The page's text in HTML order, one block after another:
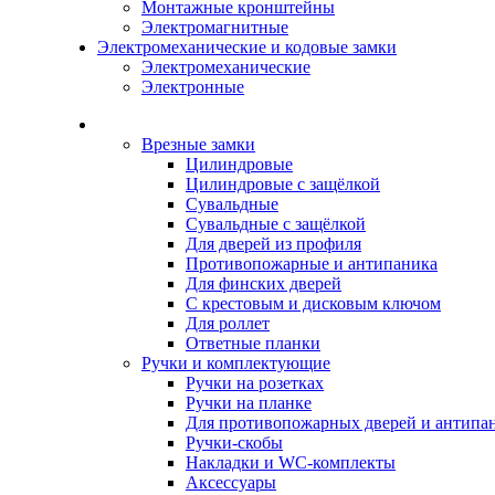
Монтажные кронштейны
Электромагнитные
Электромеханические и кодовые замки
Электромеханические
Электронные
Врезные замки
Цилиндровые
Цилиндровые с защёлкой
Сувальдные
Сувальдные с защёлкой
Для дверей из профиля
Противопожарные и антипаника
Для финских дверей
С крестовым и дисковым ключом
Для роллет
Ответные планки
Ручки и комплектующие
Ручки на розетках
Ручки на планке
Для противопожарных дверей и
Ручки-скобы
Накладки и WC-комплекты
Аксессуары